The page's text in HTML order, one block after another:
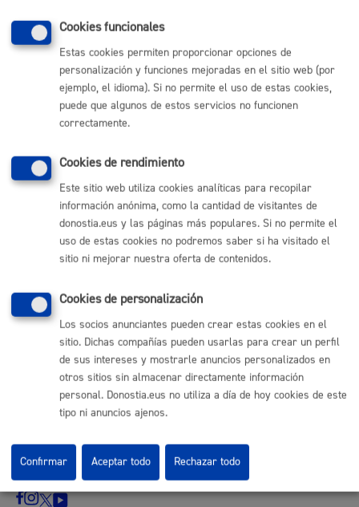
Comunícate con el Ayuntamiento de Donostia / San
Sebastián
(gratuito desde Donostia / San Sebastián)
(+34) 943 481 000
Buzón de la ciudadanía
Informar de un error en la web
Enlaces útiles
Ofertas de empleo
Perfil del contratante
Sede electrónica
Mapas - GeoDonostia
Otras páginas web corporativas
Donostia Kirola
Donostia Kultura
Donostia Turismo
Fomento de San Sebastián
Síguenos en redes sociales
Cookies funcionales
Estas cookies permiten proporcionar opciones de
personalización y funciones mejoradas en el sitio web (por
ejemplo, el idioma). Si no permite el uso de estas cookies,
puede que algunos de estos servicios no funcionen
correctamente.
Cookies de rendimiento
Este sitio web utiliza cookies analíticas para recopilar
información anónima, como la cantidad de visitantes de
donostia.eus y las páginas más populares. Si no permite el
uso de estas cookies no podremos saber si ha visitado el
sitio ni mejorar nuestra oferta de contenidos.
Cookies de personalización
Los socios anunciantes pueden crear estas cookies en el
sitio. Dichas compañías pueden usarlas para crear un perfil
de sus intereses y mostrarle anuncios personalizados en
otros sitios sin almacenar directamente información
personal. Donostia.eus no utiliza a día de hoy cookies de este
tipo ni anuncios ajenos.
Rechazar todo
Confirmar Aceptar todo